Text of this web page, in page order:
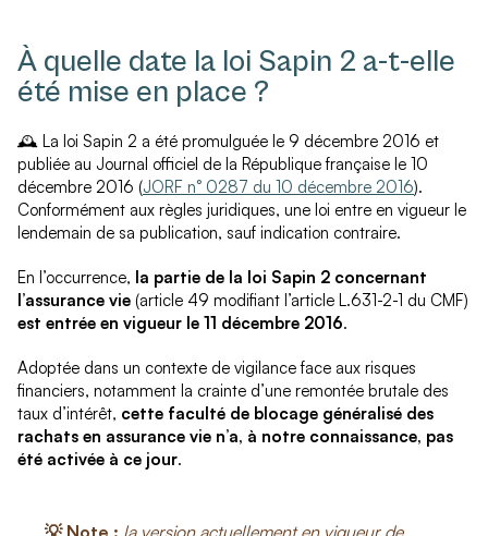
À quelle date la loi Sapin 2 a-t-elle
été mise en place ?
🕰️ La loi Sapin 2 a été promulguée le 9 décembre 2016 et
publiée au Journal officiel de la République française le 10
décembre 2016 (JORF n° 0287 du 10 décembre 2016).
Conformément aux règles juridiques, une loi entre en vigueur le
lendemain de sa publication, sauf indication contraire.
En l’occurrence, la partie de la loi Sapin 2 concernant
l’assurance vie (article 49 modifiant l’article L.631-2-1 du CMF)
est entrée en vigueur le 11 décembre 2016.
Adoptée dans un contexte de vigilance face aux risques
financiers, notamment la crainte d’une remontée brutale des
taux d’intérêt, cette faculté de blocage généralisé des
rachats en assurance vie n’a, à notre connaissance, pas
été activée à ce jour.